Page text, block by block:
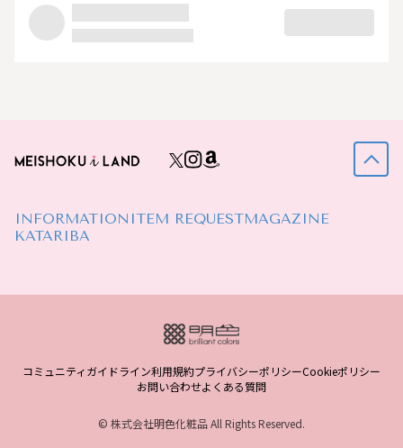
INFORMATION ITEM REQUESTMAGAZINE
KATARIBA
コミュニティガイドライン利用規約プライバシーポリシーCookieポリシー
お問い合わせよくある質問
© 株式会社明色化粧品 All Rights Reserved.